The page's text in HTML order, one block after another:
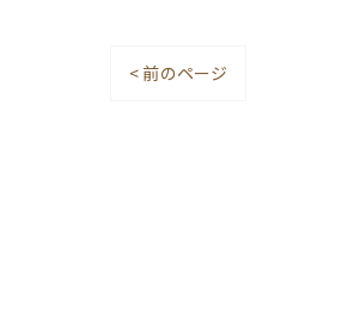
< 前のページ